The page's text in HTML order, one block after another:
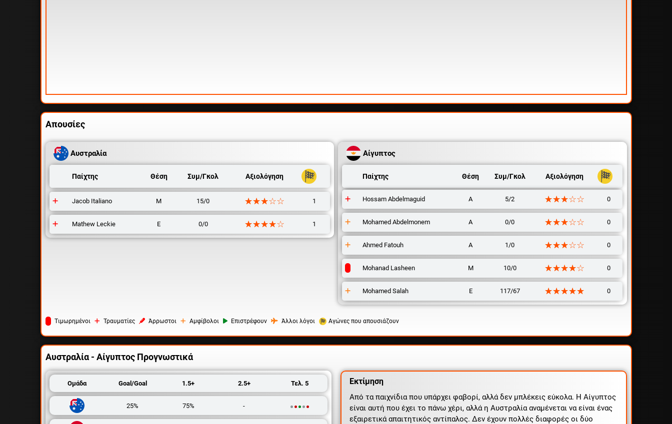
Απουσίες
Αυστραλία
Παίχτης Θέση Συμ/Γκολ Αξιολόγηση
Jacob Italiano Μ 15/0 ☆☆☆☆☆
★★★★★ 1
Mathew Leckie Ε 0/0 ☆☆☆☆☆
★★★★★ 1
Αίγυπτος
Παίχτης Θέση Συμ/Γκολ Αξιολόγηση
Hossam Abdelmaguid Α 5/2 ☆☆☆☆☆
★★★★★ 0
Mohamed Abdelmonem Α 0/0 ☆☆☆☆☆
★★★★★ 0
Ahmed Fatouh Α 1/0 ☆☆☆☆☆
★★★★★ 0
Mohanad Lasheen Μ 10/0 ☆☆☆☆☆
★★★★★ 0
Mohamed Salah Ε 117/67 ☆☆☆☆☆
★★★★★ 0
Tιμωρημένοι Τραυματίες Άρρωστοι Αμφίβολοι Επιστρέφουν Άλλοι λόγοι Αγώνες που απουσιάζουν
Αυστραλία - Αίγυπτος Προγνωστικά
Ομάδα Goal/Goal 1.5+ 2.5+ Τελ. 5
25% 75% -
Εκτίμηση
Από τα παιχνίδια που υπάρχει φαβορί, αλλά δεν μπλέκεις εύκολα. Η Αίγυπτος
είναι αυτή που έχει το πάνω χέρι, αλλά η Αυστραλία αναμένεται να είναι ένας
εξαιρετικά απαιτητικός αντίπαλος. Δεν έχουν πολλές διαφορές οι δύο